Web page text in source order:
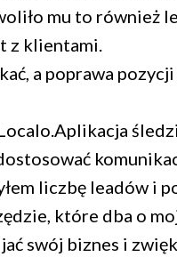
mu to również
z klientami.
a poprawa
liczbę leadów i
które dba o
swój biznes i